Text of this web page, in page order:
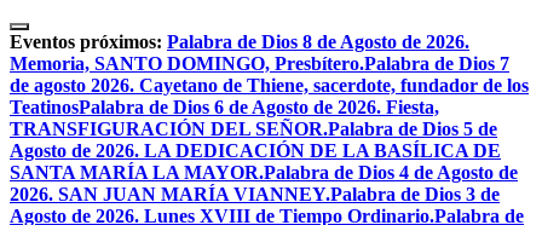
Skip
to
content
Eventos próximos: Palabra de Dios 8 de Agosto de 2026.
Memoria, SANTO DOMINGO, Presbítero.Palabra de Dios 7
de agosto 2026. Cayetano de Thiene, sacerdote, fundador de los
TeatinosPalabra de Dios 6 de Agosto de 2026. Fiesta,
TRANSFIGURACIÓN DEL SEÑOR.Palabra de Dios 5 de
Agosto de 2026. LA DEDICACIÓN DE LA BASÍLICA DE
SANTA MARÍA LA MAYOR.Palabra de Dios 4 de Agosto de
2026. SAN JUAN MARÍA VIANNEY.Palabra de Dios 3 de
Agosto de 2026. Lunes XVIII de Tiempo Ordinario.Palabra de